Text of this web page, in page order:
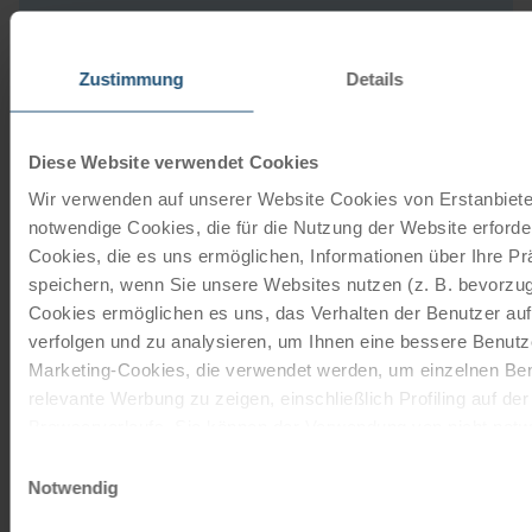
Zustimmung Details
Diese Website verwendet Cookies
Wir verwenden auf unserer Website Cookies von
notwendige Cookies, die für die Nutzung der Website
Cookies, die es uns ermöglichen, Informationen über Ihre
speichern, wenn Sie unsere Websites nutzen (z. B.
Cookies ermöglichen es uns, das Verhalten der Benutzer
verfolgen und zu analysieren, um Ihnen eine bessere
Marketing-Cookies, die verwendet werden, um einzelnen
relevante Werbung zu zeigen, einschließlich Profiling auf
entscheiden, nur notwendige Cookies zu verwenden, indem
Notwendig
Unsere Reisekataloge
Radkreuzfahrten
JETZT KOSTENFREI BESTELLEN
Schenken Sie unvergessliche
Momente!